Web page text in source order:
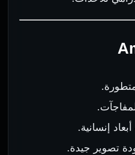
إنسانية.
تصوير جيدة.